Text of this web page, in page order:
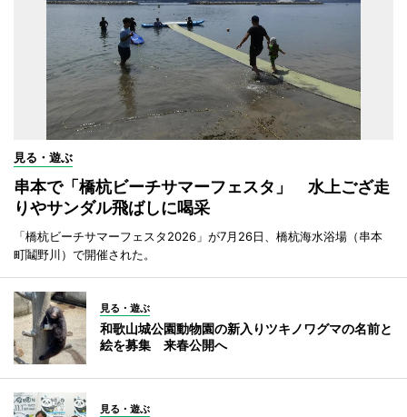
見る・遊ぶ
串本で「橋杭ビーチサマーフェスタ」 水上ござ走
りやサンダル飛ばしに喝采
「橋杭ビーチサマーフェスタ2026」が7月26日、橋杭海水浴場（串本
町鬮野川）で開催された。
見る・遊ぶ
和歌山城公園動物園の新入りツキノワグマの名前と
絵を募集 来春公開へ
見る・遊ぶ